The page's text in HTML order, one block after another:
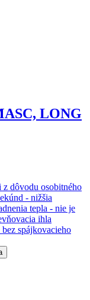
LONG
dôvodu osobitného
- nižšia
tepla - nie je
ihla
spájkovacieho